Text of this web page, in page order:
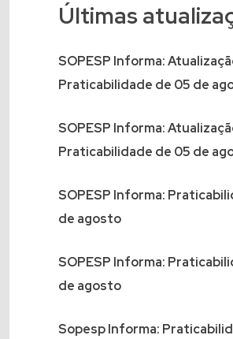
Últimas
SOPESP Informa:
Praticabilidade de 05 de
SOPESP Informa:
Praticabilidade de 05 de
SOPESP Informa:
de agosto
SOPESP Informa:
de agosto
Sopesp Informa: